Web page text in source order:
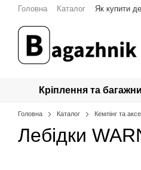
Перейти до основного контенту
Головна Каталог Як купити
Кріплення та
Головна Каталог Кемпінг та
Лебідки